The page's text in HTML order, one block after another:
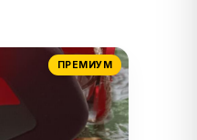
ПРЕМИУМ